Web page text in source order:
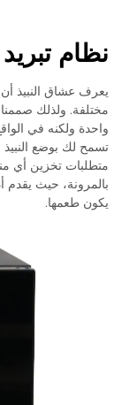
نظام
يعرف عشاق النبيذ
مختلفة. ولذلك
واحدة ولكنه في
تسمح لك بوضع النبيذ
متطلبات تخزين أي
بالمرونة، حيث يقدم
يكون طعمها.